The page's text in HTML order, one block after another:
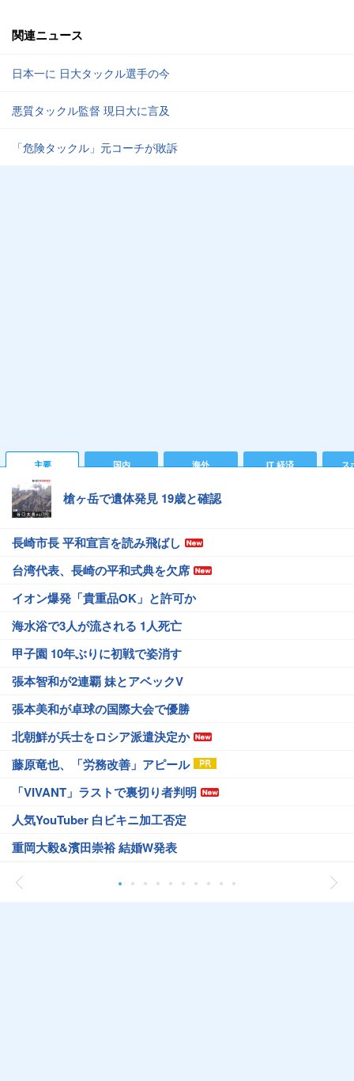
関連ニュース
日本一に 日大タックル選手の今
悪質タックル監督 現日大に言及
「危険タックル」元コーチが敗訴
主要 国内 海外 IT 経済 ス
槍ヶ岳で遺体発見 19歳と確認
長崎市長 平和宣言を読み飛ばし
台湾代表、長崎の平和式典を欠席
イオン爆発「貴重品OK」と許可か
海水浴で3人が流される 1人死亡
甲子園 10年ぶりに初戦で姿消す
張本智和が2連覇 妹とアベックV
張本美和が卓球の国際大会で優勝
北朝鮮が兵士をロシア派遣決定か
藤原竜也、「労務改善」アピール
「VIVANT」ラストで裏切り者判明
人気YouTuber 白ビキニ加工否定
重岡大毅&濱田崇裕 結婚W発表